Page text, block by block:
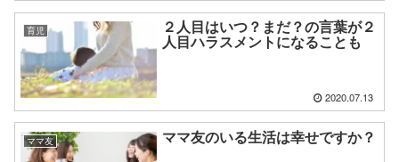
育児 ２人目はいつ？まだ？の言葉が２
人目ハラスメントになることも
2020.07.13
ママ友 ママ友のいる生活は幸せですか？